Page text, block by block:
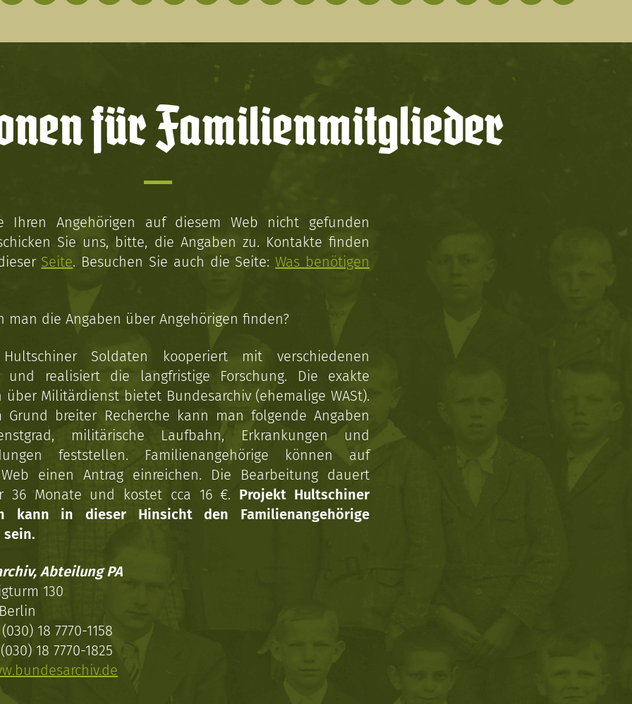
für Familienmitglieder
Ihren Angehörigen auf diesem Web nicht gefunden
Sie uns, bitte, die Angaben zu. Kontakte finden
Seite. Besuchen Sie auch die Seite:Was benötigen
man die Angaben über Angehörigen finden?
Soldaten kooperiert mit verschiedenen
und realisiert die langfristige Forschung. Die exakte
über Militärdienst bietet Bundesarchiv (ehemalige WASt).
Grund breiter Recherche kann man folgende Angaben
militärische Laufbahn, Erkrankungen und
feststellen. Familienangehörige können auf
einen Antrag einreichen. Die Bearbeitung dauert
36 Monate und kostet cca 16 €. Projekt Hultschiner
kann in dieser Hinsicht den Familienangehörige
Abteilung PA
130
18 7770-1158
18 7770-1825